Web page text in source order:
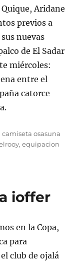
Aridane
previos a
nuevas
de El Sadar
miércoles:
entre el
catorce
Etiquetas
camiseta osasuna
,equipacion
ioffer
en la Copa,
para
club de ojalá